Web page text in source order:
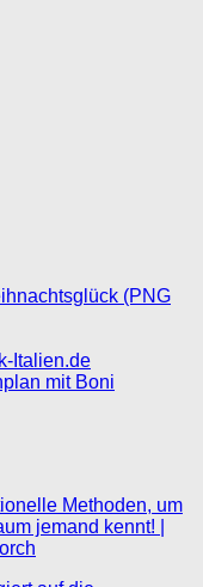
(PNG
Italien.de
mit Boni
Methoden, um
jemand kennt! |